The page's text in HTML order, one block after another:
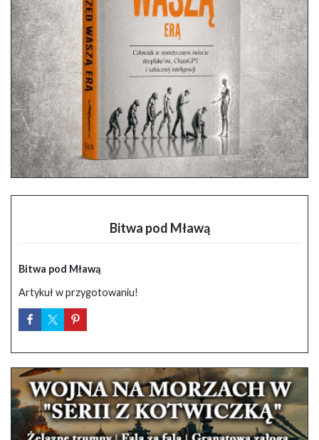
Bitwa pod Mławą
Bitwa pod Mławą
Artykuł w przygotowaniu!